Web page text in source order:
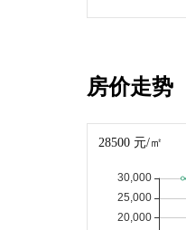
房价走势
28500 元/㎡